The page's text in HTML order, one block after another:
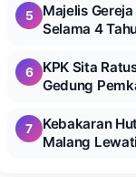
5
Majelis
Selama 4
6
KPK Sita
Gedung
7
Kebakaran
Malang